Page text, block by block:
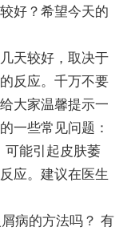
好？希望今天的
天较好，取决于
反应。千万不要
大家温馨提示一
一些常见问题：
可能引起皮肤萎
应。建议在医生
病的方法吗？ 有